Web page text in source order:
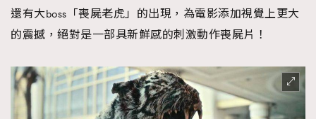
還有大boss「喪屍老虎」的出現，為電影添加視覺上更大
的震撼，絕對是一部具新鮮感的刺激動作喪屍片！